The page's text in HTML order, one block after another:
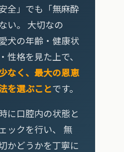
全」でも「無麻酔
い。 大切なの
犬の年齢・健康状
性格を見た上で、
なく、最大の恩恵
を選ぶことです。
に口腔内の状態と
ックを行い、 無
かどうかを丁寧に